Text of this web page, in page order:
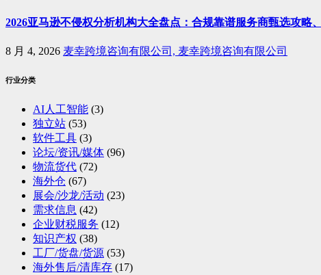
2026亚马逊不侵权分析机构大全盘点：合规靠谱服务商甄选攻略
8 月 4, 2026 麦幸跨境咨询有限公司, 麦幸跨境咨询有限公司
行业分类
AI人工智能 (3)
独立站 (53)
软件工具 (3)
论坛/资讯/媒体 (96)
物流货代 (72)
海外仓 (67)
展会/沙龙/活动 (23)
需求信息 (42)
企业财税服务 (12)
知识产权 (38)
工厂/货盘/货源 (53)
海外售后/清库存 (17)